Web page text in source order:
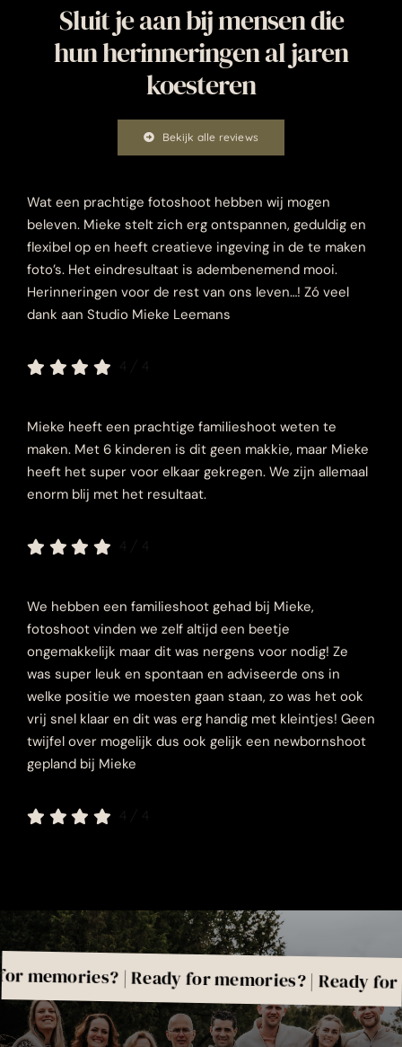
Sluit je aan bij mensen die
hun herinneringen al jaren
koesteren
Bekijk alle reviews
Wat een prachtige fotoshoot hebben wij mogen
beleven. Mieke stelt zich erg ontspannen, geduldig en
flexibel op en heeft creatieve ingeving in de te maken
foto’s. Het eindresultaat is adembenemend mooi.
Herinneringen voor de rest van ons leven…! Zó veel
dank aan Studio Mieke Leemans
Mieke heeft een prachtige familieshoot weten te
maken. Met 6 kinderen is dit geen makkie, maar Mieke
heeft het super voor elkaar gekregen. We zijn allemaal
enorm blij met het resultaat.
We hebben een familieshoot gehad bij Mieke,
fotoshoot vinden we zelf altijd een beetje
ongemakkelijk maar dit was nergens voor nodig! Ze
was super leuk en spontaan en adviseerde ons in
welke positie we moesten gaan staan, zo was het ook
vrij snel klaar en dit was erg handig met kleintjes! Geen
twijfel over mogelijk dus ook gelijk een newbornshoot
gepland bij Mieke
| Ready for memories? | Ready for